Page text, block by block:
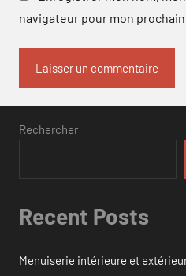
navigateur pour mon
Rechercher
Recent Posts
Menuiserie intérieure et